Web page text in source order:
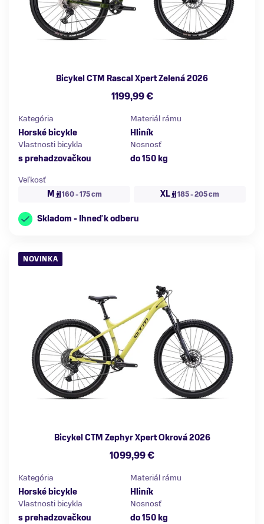
Bicykel CTM Rascal Xpert Zelená 2026
1199,99 €
Kategória
Horské bicykle
Materiál rámu
Hliník
Vlastnosti bicykla
s prehadzovačkou
Nosnosť
do 150 kg
Veľkosť
M
160 - 175 cm XL 185 - 205 cm
Skladom - Ihneď k odberu
NOVINKA
Bicykel CTM Zephyr Xpert Okrová 2026
1099,99 €
Kategória
Horské bicykle
Materiál rámu
Hliník
Vlastnosti bicykla
s prehadzovačkou
Nosnosť
do 150 kg